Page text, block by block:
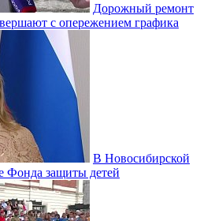
Дорожный ремонт
с опережением графика
В Новосибирской
Фонда защиты детей